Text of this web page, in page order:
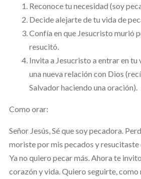
Reconoce tu necesidad (soy
Decide alejarte de tu vida de
Confía en que Jesucristo murió
resucitó.
Invita a Jesucristo a entrar en tu
una nueva relación con Dios
Salvador haciendo una oración).
Como orar:
Señor Jesús, Sé que soy pecadora.
moriste por mis pecados y resucitaste
Ya no quiero pecar más. Ahora te
corazón y vida. Quiero seguirte, como